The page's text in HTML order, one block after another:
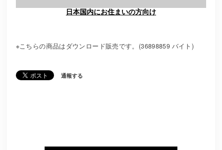
日本国内にお住まいの方向け
※こちらの商品はダウンロード販売です。(36898859 バイト)
通報する